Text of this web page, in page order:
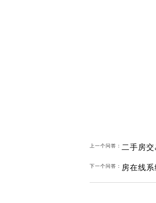
上一个问答： 二手房
下一个问答： 房在线